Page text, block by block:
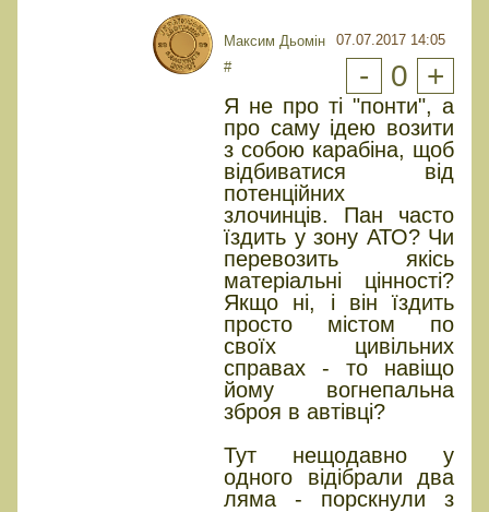
Максим Дьомін
07.07.2017 14:05
#
- 0 +
Я не про ті "понти", а
про саму ідею возити
з собою карабіна, щоб
відбиватися від
потенційних
злочинців. Пан часто
їздить у зону АТО? Чи
перевозить якісь
матеріальні цінності?
Якщо ні, і він їздить
просто містом по
своїх цивільних
справах - то навіщо
йому вогнепальна
зброя в автівці?
Тут нещодавно у
одного відібрали два
ляма - порскнули з